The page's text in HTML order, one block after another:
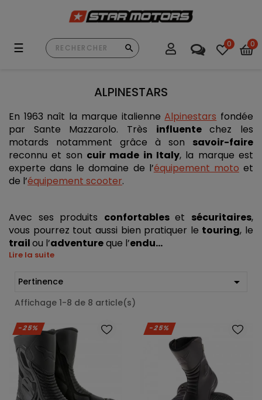
Basculer
☰ 0 0
ALPINESTARS
En 1963 naît la marque italienne Alpinestars fondée
par Sante Mazzarolo. Très influente chez les
motards notamment grâce à son savoir-faire
reconnu et son cuir made in Italy, la marque est
experte dans le domaine de l’équipement moto et
de l’équipement scooter.
Avec ses produits confortables et sécuritaires,
vous pourrez tout aussi bien pratiquer le touring
trail ou l’adventure que l’endu...
Lire la suite
Pertinence 
Affichage 1-8 de 8 article(s)
-25% -25%